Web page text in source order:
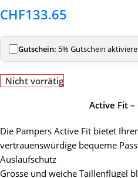
CHF133.65
Gutschein: 5% Gutschein
Nicht vorrätig
Active Fit –
Die Pampers Active Fit bietet
vertrauenswürdige bequeme
Auslaufschutz
Grosse und weiche Taillenflügel